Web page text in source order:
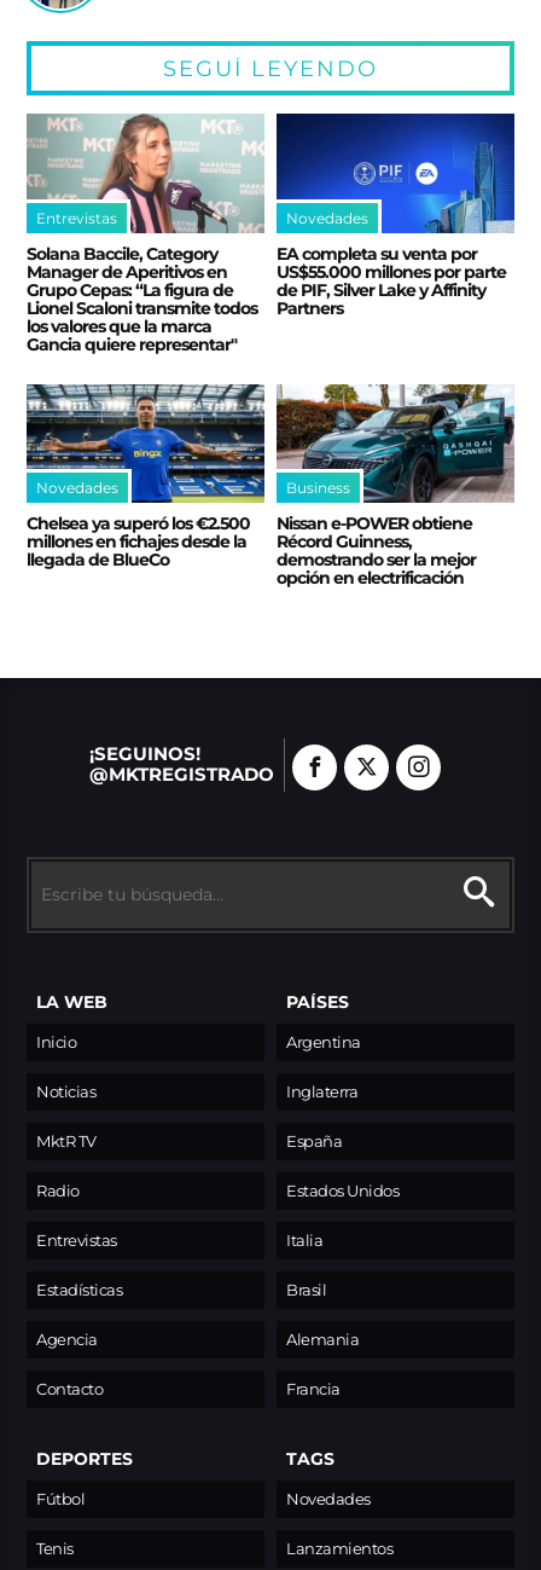
SEGUÍ LEYENDO
Entrevistas
Solana Baccile, Category
Manager de Aperitivos en
Grupo Cepas: “La figura de
Lionel Scaloni transmite todos
los valores que la marca
Gancia quiere representar"
Novedades
EA completa su venta por
US$55.000 millones por parte
de PIF, Silver Lake y Affinity
Partners
Novedades
Chelsea ya superó los €2.500
millones en fichajes desde la
llegada de BlueCo
Business
Nissan e‑POWER obtiene
Récord Guinness,
demostrando ser la mejor
opción en electrificación
¡SEGUINOS!
@MKTREGISTRADO
LA WEB
Inicio
Noticias
MktR TV
Radio
Entrevistas
Estadísticas
Agencia
Contacto
PAÍSES
Argentina
Inglaterra
España
Estados Unidos
Italia
Brasil
Alemania
Francia
DEPORTES
Fútbol
Tenis
TAGS
Novedades
Lanzamientos